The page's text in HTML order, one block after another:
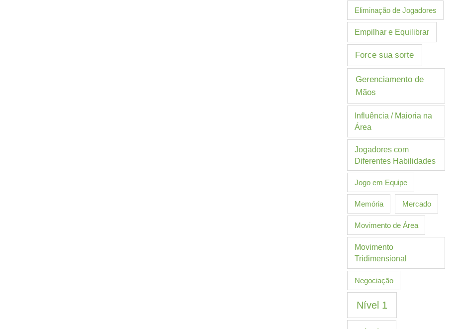
Eliminação de Jogadores
Empilhar e Equilibrar
Force sua sorte
Gerenciamento de
Mãos
Influência / Maioria na
Área
Jogadores com
Diferentes Habilidades
Jogo em Equipe
Memória Mercado
Movimento de Área
Movimento
Tridimensional
Negociação
Nível 1